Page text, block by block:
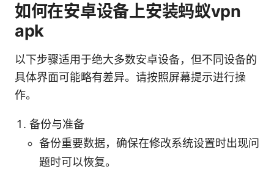
如何在安卓设备上安装蚂蚁vpn
apk
以下步骤适用于绝大多数安卓设备，但不同设备的
具体界面可能略有差异。请按照屏幕提示进行操
作。
备份与准备
备份重要数据，确保在修改系统设置时出现问
题时可以恢复。